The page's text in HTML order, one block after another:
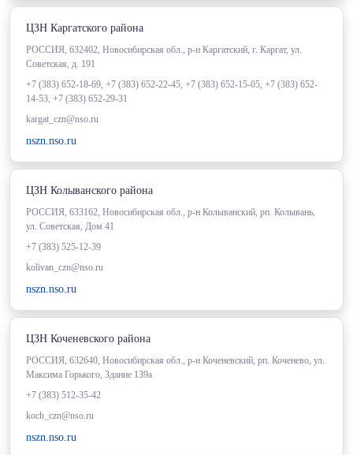
ЦЗН Каргатского района
РОССИЯ, 632402, Новосибирская обл., р-н Каргатский, г. Каргат, ул.
Советская, д. 191
+7 (383) 652-18-69, +7 (383) 652-22-45, +7 (383) 652-15-05, +7 (383) 652-
14-53, +7 (383) 652-29-31
kargat_czn@nso.ru
nszn.nso.ru
ЦЗН Колыванского района
РОССИЯ, 633162, Новосибирская обл., р-н Колыванский, рп. Колывань,
ул. Советская, Дом 41
+7 (383) 525-12-39
kolivan_czn@nso.ru
nszn.nso.ru
ЦЗН Коченевского района
РОССИЯ, 632640, Новосибирская обл., р-н Коченевский, рп. Коченево, ул.
Максима Горького, Здание 139а
+7 (383) 512-35-42
koch_czn@nso.ru
nszn.nso.ru